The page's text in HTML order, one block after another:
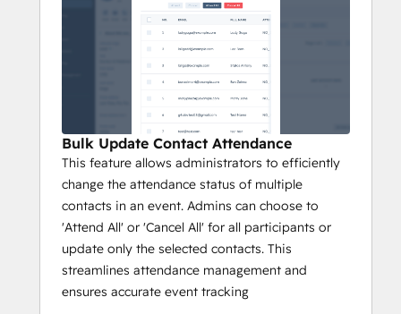
Bulk Update Contact Attendance
This feature allows administrators to efficiently
change the attendance status of multiple
contacts in an event. Admins can choose to
'Attend All' or 'Cancel All' for all participants or
update only the selected contacts. This
streamlines attendance management and
ensures accurate event tracking